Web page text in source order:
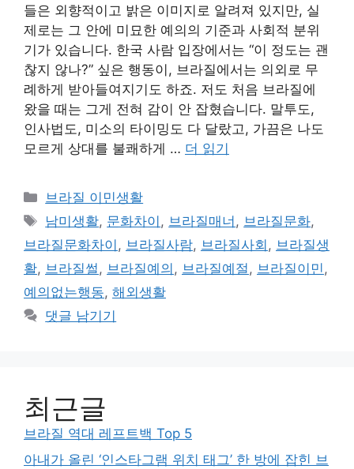
들은 외향적이고 밝은 이미지로 알려져 있지만, 실
제로는 그 안에 미묘한 예의의 기준과 사회적 분위
기가 있습니다. 한국 사람 입장에서는 “이 정도는 괜
찮지 않나?” 싶은 행동이, 브라질에서는 의외로 무
례하게 받아들여지기도 하죠. 저도 처음 브라질에
왔을 때는 그게 전혀 감이 안 잡혔습니다. 말투도,
인사법도, 미소의 타이밍도 다 달랐고, 가끔은 나도
모르게 상대를 불쾌하게 … 더 읽기
카
테
고
리
브라질 이민생활
태
그
남미생활, 문화차이 , 브라질매너 , 브라질문화,
브라질문화차이 , 브라질사람, 브라질사회 , 브라질생
활, 브라질썰 , 브라질예의 , 브라질예절 , 브라질이민 ,
예의없는행동, 해외생활
댓글 남기기
최근글
브라질 역대 레프트백 Top 5
아내가 올린 ‘인스타그램 위치 태그’ 한 방에 잡힌 브